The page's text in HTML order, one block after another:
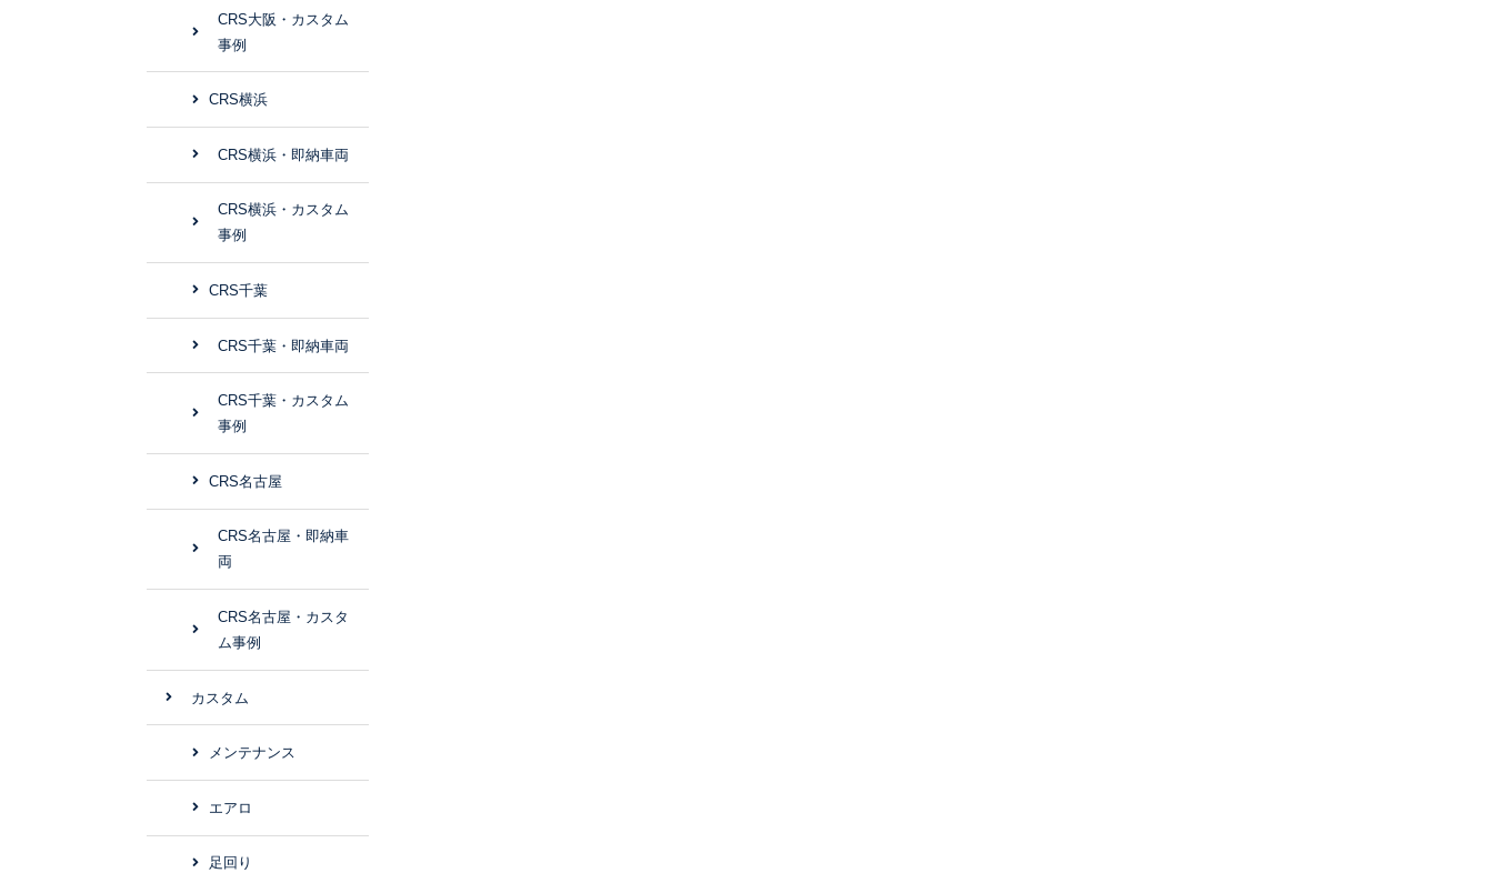
CRS大阪・カスタム
事例
CRS横浜
CRS横浜・即納車両
CRS横浜・カスタム
事例
CRS千葉
CRS千葉・即納車両
CRS千葉・カスタム
事例
CRS名古屋
CRS名古屋・即納車
両
CRS名古屋・カスタ
ム事例
カスタム
メンテナンス
エアロ
足回り